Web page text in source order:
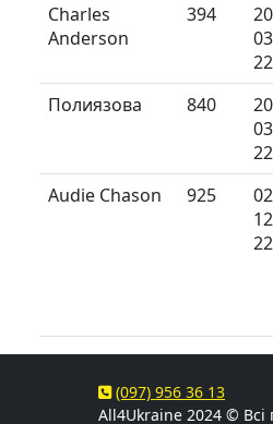
Charles
Anderson
394
Полиязова
840
Audie Chason
925
(097) 956 36 13
All4Ukraine 2024 © Всі